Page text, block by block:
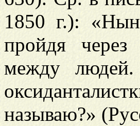
1850 г.):
пройдя
между
называю?»